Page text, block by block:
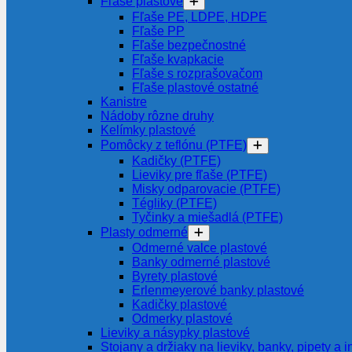
Fľaše PE, LDPE, HDPE
Fľaše PP
Fľaše bezpečnostné
Fľaše kvapkacie
Fľaše s rozprašovačom
Fľaše plastové ostatné
Kanistre
Nádoby rôzne druhy
Kelímky plastové
Pomôcky z teflónu (PTFE)
Kadičky (PTFE)
Lieviky pre fľaše (PTFE)
Misky odparovacie (PTFE)
Tégliky (PTFE)
Tyčinky a miešadlá (PTFE)
Plasty odmerné
Odmerné valce plastové
Banky odmerné plastové
Byrety plastové
Erlenmeyerové banky plastové
Kadičky plastové
Odmerky plastové
Lieviky a násypky plastové
Stojany a držiaky na lieviky, banky, pipety a